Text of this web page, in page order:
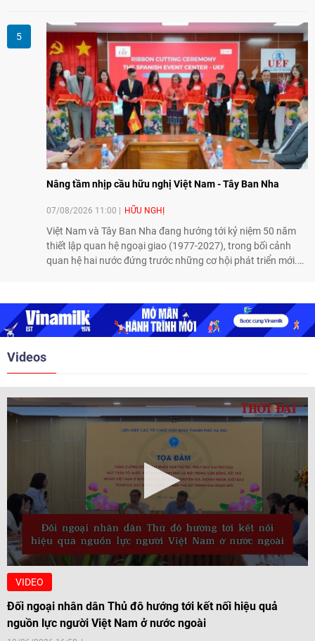
Malaysia theo hướng ngày càng thực chất.
Nâng tầm nhịp cầu hữu nghị Việt Nam - Tây Ban Nha
07/08/2026 11:00 HỮU NGHỊ
Việt Nam và Tây Ban Nha đang hướng tới kỷ niệm 50 năm
thiết lập quan hệ ngoại giao (1977-2027), trong bối cảnh
quan hệ hai nước đứng trước những cơ hội phát triển mới.
xã hội, tăng cường hiểu biết, tin cậy và gắn bó giữa nhân
dân hai nước.
Videos
VIDEO
Đối ngoại nhân dân Thủ đô hướng tới kết nối hiệu quả
nguồn lực người Việt Nam ở nước ngoài